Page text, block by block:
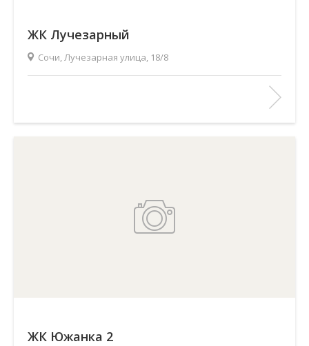
ЖК Лучезарный
Сочи, Лучезарная улица, 18/8
ЖК Южанка 2